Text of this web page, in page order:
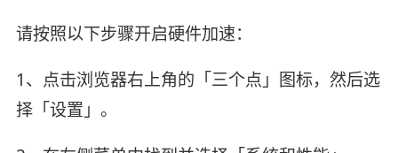
请按照以下步骤开启硬件加速：
1、点击浏览器右上角的「三个点」图标，然后选
择「设置」。